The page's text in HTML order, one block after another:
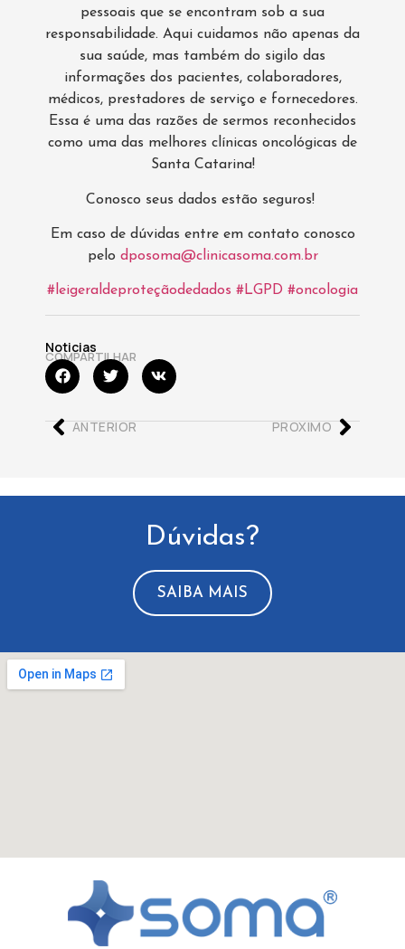
pessoais que se encontram sob a sua
responsabilidade. Aqui cuidamos não apenas da
sua saúde, mas também do sigilo das
informações dos pacientes, colaboradores,
médicos, prestadores de serviço e fornecedores.
Essa é uma das razões de sermos reconhecidos
como uma das melhores clínicas oncológicas de
Santa Catarina!
Conosco seus dados estão seguros!
Em caso de dúvidas entre em contato conosco
pelo dposoma@clinicasoma.com.br
#leigeraldeproteçãodedados #LGPD #oncologia
Noticias
COMPARTILHAR
ANTERIOR PROXIMO
Dúvidas?
SAIBA MAIS